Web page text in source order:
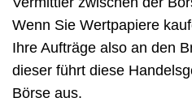
Wenn Sie Wertpapiere
Ihre Aufträge also an den
dieser führt diese
Börse aus.